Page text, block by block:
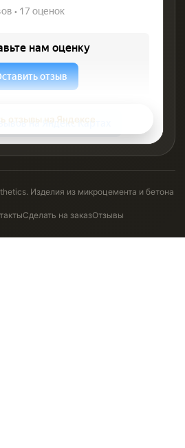
Изделия из микроцемента и бетона
Сделать на заказОтзывы